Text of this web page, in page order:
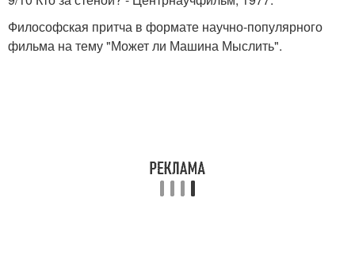
Философская притча в формате научно-популярного
фильма на тему "Может ли Машина Мыслить".